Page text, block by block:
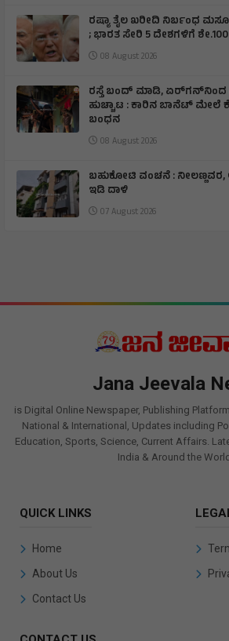
ರಷ್ಯಾ ತೈಲ ಖರೀದಿ ನಿರ್ಬಂಧ
; ಭಾರತ ಸೇರಿ 5 ದೇಶಗಳಿಗೆ
08 August 2026
ರಸ್ತೆ ಬಂದ್ ಮಾಡಿ, ಏರ್‌ಗನ್‌ನಿಂದ
ಹುಚ್ಚಾಟ : ಕಾರಿನ ಬಾನೆಟ್ ಮೇಲೆ
ಬಂಧನ
08 August 2026
ಬಹುಕೋಟಿ ವಂಚನೆ :
ಇಡಿ ದಾಳಿ
07 August 2026
Jana Jeevala
is Digital Online Newspaper, Publishing
National & International, Updates including
Education, Sports, Science, Current Affairs.
India & Around the
QUICK LINKS
Home
About Us
Contact Us